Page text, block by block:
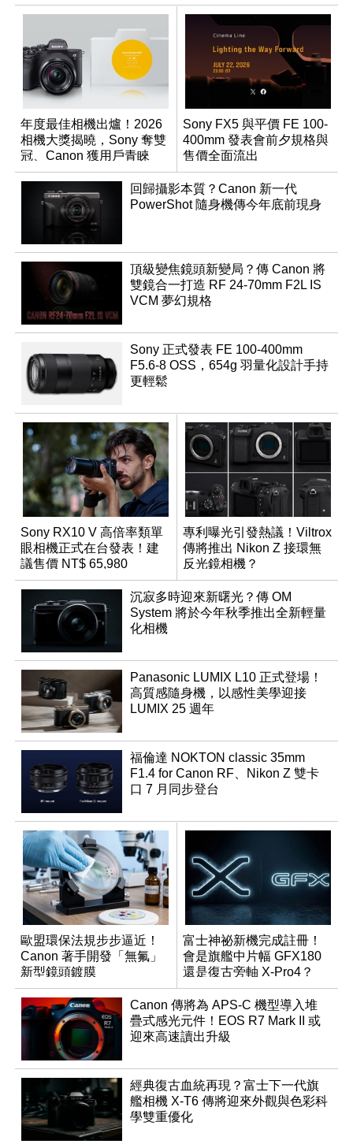
年度最佳相機出爐！2026
相機大獎揭曉，Sony 奪雙
冠、Canon 獲用戶青睞
Sony FX5 與平價 FE 100-
400mm 發表會前夕規格與
售價全面流出
回歸攝影本質？Canon 新一代
PowerShot 隨身機傳今年底前現身
頂級變焦鏡頭新變局？傳 Canon 將
雙鏡合一打造 RF 24-70mm F2L IS
VCM 夢幻規格
Sony 正式發表 FE 100-400mm
F5.6-8 OSS，654g 羽量化設計手持
更輕鬆
Sony RX10 V 高倍率類單
眼相機正式在台發表！建
議售價 NT$ 65,980
專利曝光引發熱議！Viltrox
傳將推出 Nikon Z 接環無
反光鏡相機？
沉寂多時迎來新曙光？傳 OM
System 將於今年秋季推出全新輕量
化相機
Panasonic LUMIX L10 正式登場！
高質感隨身機，以感性美學迎接
LUMIX 25 週年
福倫達 NOKTON classic 35mm
F1.4 for Canon RF、Nikon Z 雙卡
口 7 月同步登台
歐盟環保法規步步逼近！
Canon 著手開發「無氟」
新型鏡頭鍍膜
富士神祕新機完成註冊！
會是旗艦中片幅 GFX180
還是復古旁軸 X-Pro4？
Canon 傳將為 APS-C 機型導入堆
疊式感光元件！EOS R7 Mark II 或
迎來高速讀出升級
經典復古血統再現？富士下一代旗
艦相機 X-T6 傳將迎來外觀與色彩科
學雙重優化